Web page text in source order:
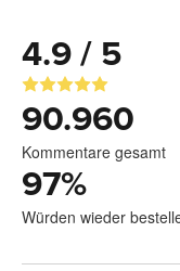
4.9 / 5
90.960
Kommentare gesamt
97%
Würden wieder